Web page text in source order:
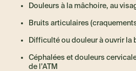
Douleurs à la mâchoire, au
Bruits articulaires
Difficulté ou douleur à ouvrir la
Céphalées et douleurs
de l’ATM